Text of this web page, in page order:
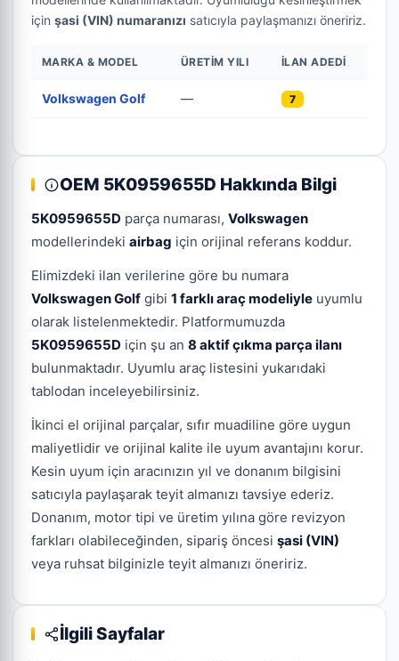
için şasi (VIN) numaranızı satıcıyla paylaşmanızı öneririz.
MARKA & MODEL ÜRETIM YILI İLAN ADEDI
Volkswagen Golf — 7
OEM 5K0959655D Hakkında Bilgi
5K0959655D parça numarası, Volkswagen
modellerindeki airbag için orijinal referans koddur.
Elimizdeki ilan verilerine göre bu numara
Volkswagen Golf gibi 1 farklı araç modeliyle uyumlu
olarak listelenmektedir. Platformumuzda
5K0959655D için şu an 8 aktif çıkma parça ilanı
bulunmaktadır. Uyumlu araç listesini yukarıdaki
tablodan inceleyebilirsiniz.
İkinci el orijinal parçalar, sıfır muadiline göre uygun
maliyetlidir ve orijinal kalite ile uyum avantajını korur.
Kesin uyum için aracınızın yıl ve donanım bilgisini
satıcıyla paylaşarak teyit almanızı tavsiye ederiz.
Donanım, motor tipi ve üretim yılına göre revizyon
farkları olabileceğinden, sipariş öncesi şasi (VIN)
veya ruhsat bilginizle teyit almanızı öneririz.
İlgili Sayfalar